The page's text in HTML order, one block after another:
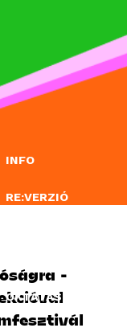
INFO
RE:VERZIÓ
OKTATÁS
-